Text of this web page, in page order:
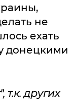
не
ехать
донецкими
других